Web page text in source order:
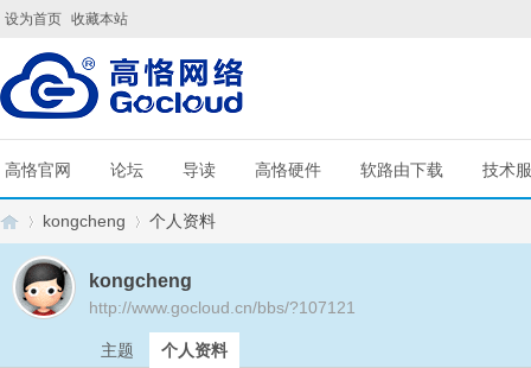
设为首页 收藏本站
高恪官网 论坛 导读 高恪硬件 软路由下载 技术
kongcheng 个人资料
kongcheng
http://www.gocloud.cn/bbs/?107121
主题 个人资料